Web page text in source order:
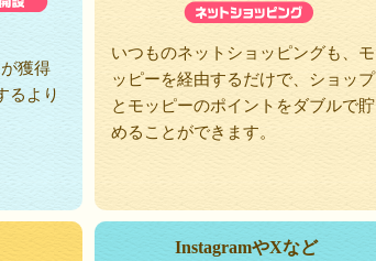
獲得
るより
いつものネットショッピングも、モ
ッピーを経由するだけで、ショップ
とモッピーのポイントをダブルで貯
めることができます。
InstagramやXなど